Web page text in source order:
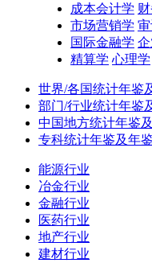
成本会计学
市场营销学
国际金融学
精算学 心理学
世界/各国统计年鉴
部门/行业统计年鉴
中国地方统计年鉴
专科统计年鉴及年
能源行业
冶金行业
金融行业
医药行业
地产行业
建材行业